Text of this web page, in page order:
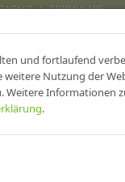
FORMULARE
fürs
und fortlaufend
weitere Nutzung der
Weitere Informationen
.